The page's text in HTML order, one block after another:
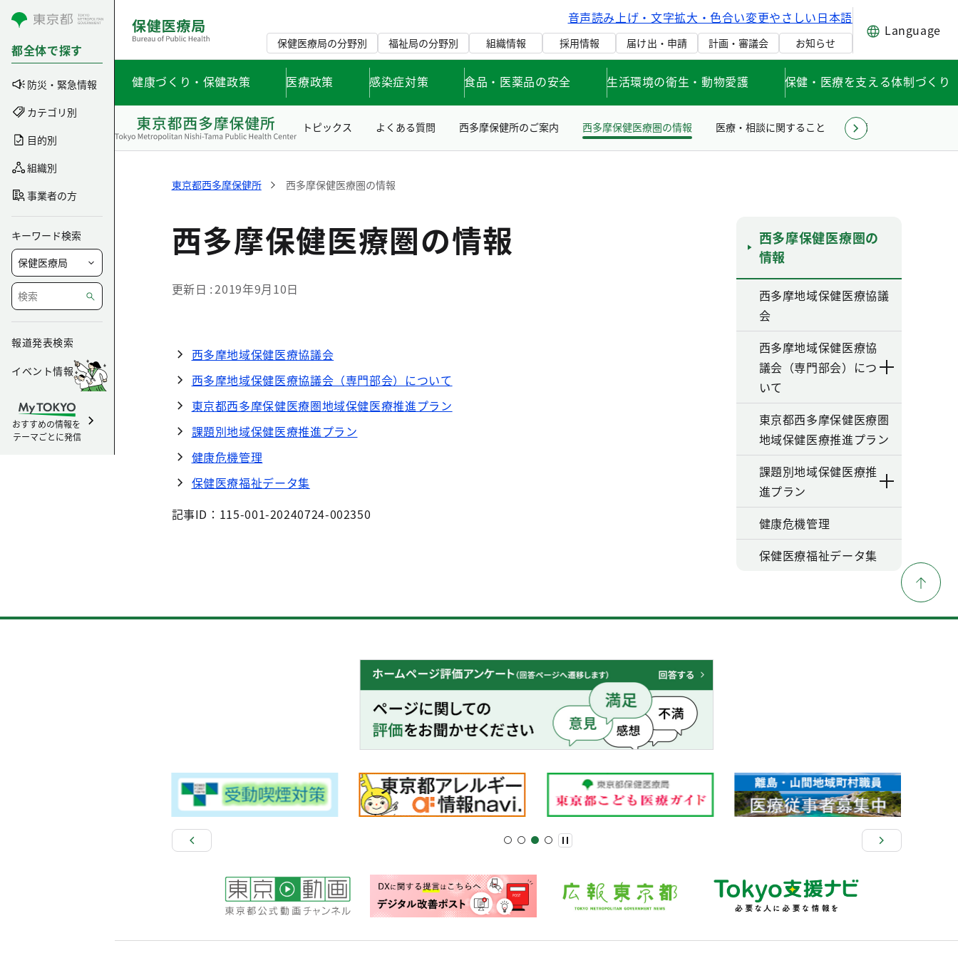
コンテンツにスキップ
都全体で探す
防災・緊急情報
カテゴリ別
目的別
組織別
事業者の方
キーワード検索
報道発表検索
イベント情報
おすすめの情報を
テーマごとに発信
音声読み上げ・文字拡大・色合い変更やさしい日本語
保健医療局の分野別 福祉局の分野別 組織情報 採用情報 届け出・申請 計画・審議会 お知らせ
Language
健康づくり・保健政策 医療政策 感染症対策 食品・医薬品の安全 生活環境の衛生・動物愛護 保健・医療を支える体制づくり
トピックス よくある質問 西多摩保健所のご案内 西多摩保健医療圏の情報 医療・相談に関すること 薬事衛生に関すること
東京都西多摩保健所 西多摩保健医療圏の情報
西多摩保健医療圏の情報
更新日 2019年9月10日
西多摩地域保健医療協議会
西多摩地域保健医療協議会（専門部会）について
東京都西多摩保健医療圏地域保健医療推進プラン
課題別地域保健医療推進プラン
健康危機管理
保健医療福祉データ集
記事ID：115-001-20240724-002350
西多摩保健医療圏の
情報
西多摩地域保健医療協議
会
西多摩地域保健医療協
議会（専門部会）につ
いて
東京都西多摩保健医療圏
地域保健医療推進プラン
課題別地域保健医療推
進プラン
健康危機管理
保健医療福祉データ集